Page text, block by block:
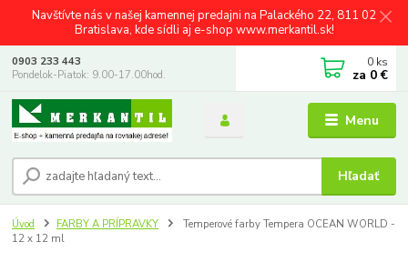
Navštívte nás v našej kamennej predajni na Palackého 22, 811 02
Bratislava, kde sídli aj e-shop www.merkantil.sk!
Menu
Hľadať
0903 233 443
Pondelok-Piatok: 9.00-17.00hod.
0 ks
za 0 €
Úvod FARBY A PRÍPRAVKY
Temperové farby Tempera OCEAN WORLD -
12 x 12 ml